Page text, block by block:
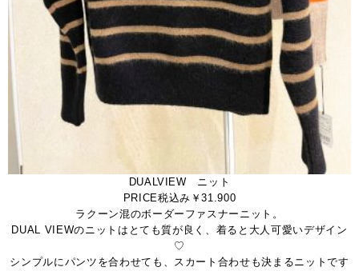
DUALVIEW ニット
PRICE税込み￥31.900
ラクーン混のボーダーファスナーニット。
DUAL VIEWのニットはとても質が良く、着ると大人可愛いデザイン
♡
シンプルにパンツを合わせても、スカート合わせも決まるニットです